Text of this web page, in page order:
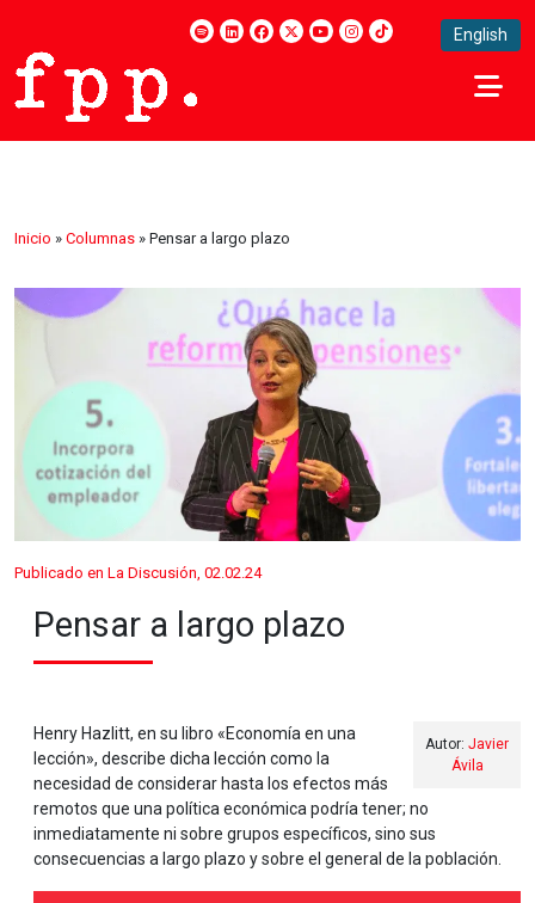
English
Inicio » Columnas » Pensar a largo plazo
Publicado en La Discusión, 02.02.24
Pensar a largo plazo
Autor: Javier
Ávila
Henry Hazlitt, en su libro «Economía en una
lección», describe dicha lección como la
necesidad de considerar hasta los efectos más
remotos que una política económica podría tener; no
inmediatamente ni sobre grupos específicos, sino sus
consecuencias a largo plazo y sobre el general de la población.